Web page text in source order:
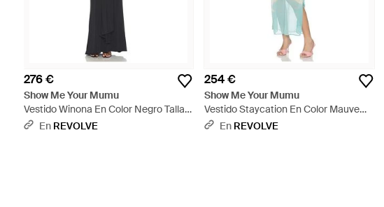
276 €
Show Me Your Mumu
Vestido Winona En Color Negro Talla
(También En S, Xs, M, Xl) - Azul
En REVOLVE
254 €
Show Me Your Mumu
Vestido Staycation En Color Mauve
Talla (También En Xs, S, M, Xl) - Azul
En REVOLVE